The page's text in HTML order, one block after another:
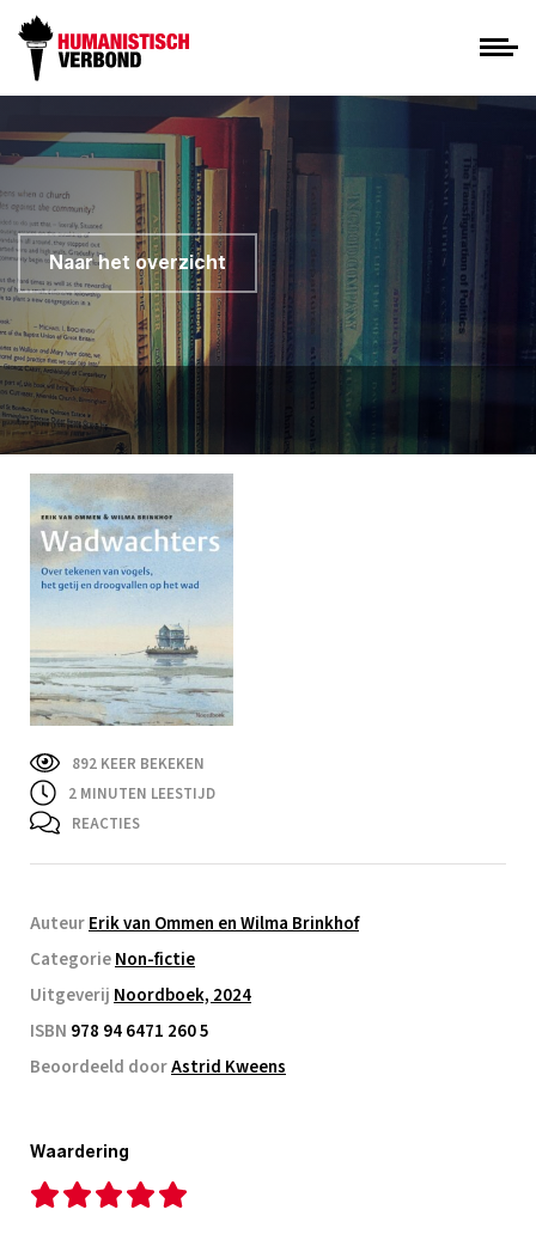
Naar het overzicht
892 KEER BEKEKEN
2 MINUTEN LEESTIJD
REACTIES
AuteurErik van Ommen en Wilma Brinkhof
CategorieNon-fictie
Uitgeverij Noordboek, 2024
ISBN 978 94 6471 260 5
Beoordeeld doorAstrid Kweens
Waardering